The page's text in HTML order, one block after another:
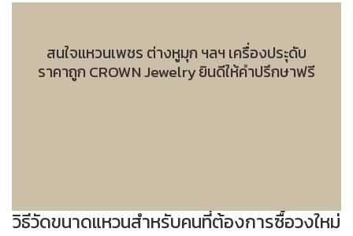
สนใจแหวนเพชร ต่างหูมุก ฯลฯ เครื่องประุดับ
ราคาถูก CROWN Jewelry ยินดีให้คำปรึกษาฟรี
วิธีวัดขนาดแหวนสำหรับคนที่ต้องการซื้อวงใหม่